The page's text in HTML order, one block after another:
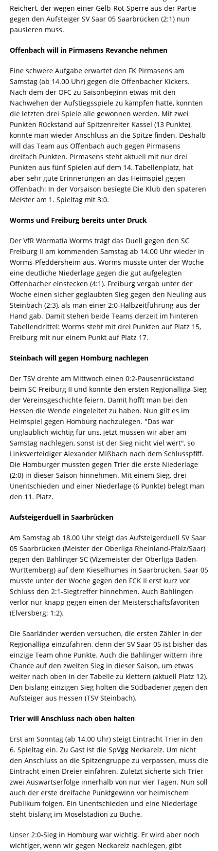
Reichert, der wegen einer Gelb-Rot-Sperre aus der Partie
gegen den Aufsteiger SV Saar 05 Saarbrücken (2:1) nun
pausieren muss.
Offenbach will in Pirmasens Revanche nehmen
Eine schwere Aufgabe erwartet den FK Pirmasens am
Samstag (ab 14.00 Uhr) gegen die Offenbacher Kickers.
Nach dem der OFC zu Saisonbeginn etwas mit den
Nachwehen der Aufstiegsspiele zu kämpfen hatte, konnten
die letzten drei Spiele alle gewonnen werden. Mit zwei
Punkten Rückstand auf Spitzenreiter Kassel (13 Punkte),
konnte man wieder Anschluss an die Spitze finden. Deshalb
will das Team aus Offenbach auch gegen Pirmasens
dreifach Punkten. Pirmasens steht aktuell mit nur drei
Punkten aus fünf Spielen auf dem 14. Tabellenplatz, hat
aber sehr gute Erinnerungen an das Heimspiel gegen
Offenbach: In der Vorsaison besiegte Die Klub den späteren
Meister am 1. Spieltag mit 3:0.
Worms und Freiburg bereits unter Druck
Der VfR Wormatia Worms trägt das Duell gegen den SC
Freiburg II am kommenden Samstag ab 14.00 Uhr wieder in
Worms-Pfeddersheim aus. Worms musste unter der Woche
eine deutliche Niederlage gegen die gut aufgelegten
Offenbacher einstecken (4:1). Freiburg vergab unter der
Woche einen sicher geglaubten Sieg gegen den Neuling aus
Steinbach (2:3), als man einer 2:0-Halbzeitführung aus der
Hand gab. Damit stehen beide Teams derzeit im hinteren
Tabellendrittel: Worms steht mit drei Punkten auf Platz 15,
Freiburg mit nur einem Punkt auf Platz 17.
Steinbach will gegen Homburg nachlegen
Der TSV drehte am Mittwoch einen 0:2-Pausenrückstand
beim SC Freiburg II und konnte den ersten Regionalliga-Sieg
der Vereinsgeschichte feiern. Damit hofft man bei den
Hessen die Wende eingeleitet zu haben. Nun gilt es im
Heimspiel gegen Homburg nachzulegen. "Das war
unglaublich wichtig für uns, jetzt müssen wir aber am
Samstag nachlegen, sonst ist der Sieg nicht viel wert", so
Linksverteidiger Alexander Mißbach nach dem Schlusspfiff.
Die Homburger mussten gegen Trier die erste Niederlage
(2:0) in dieser Saison hinnehmen. Mit einem Sieg, drei
Unentschieden und einer Niederlage (6 Punkte) belegt man
den 11. Platz.
Aufsteigerduell in Saarbrücken
Am Samstag ab 18.00 Uhr steigt das Aufsteigerduell SV Saar
05 Saarbrücken (Meister der Oberliga Rheinland-Pfalz/Saar)
gegen den Bahlinger SC (Vizemeister der Oberliga Baden-
Württemberg) auf dem Kieselhumes in Saarbrücken. Saar 05
musste unter der Woche gegen den FCK II erst kurz vor
Schluss den 2:1-Siegtreffer hinnehmen. Auch Bahlingen
verlor nur knapp gegen einen der Meisterschaftsfavoriten
(Elversberg: 1:2).
Die Saarländer werden versuchen, die ersten Zähler in der
Regionalliga einzufahren, denn der SV Saar 05 ist bisher das
einzige Team ohne Punkte. Auch die Bahlinger wittern ihre
Chance auf den zweiten Sieg in dieser Saison, um etwas
weiter nach oben in der Tabelle zu klettern (aktuell Platz 12).
Den bislang einzigen Sieg holten die Südbadener gegen den
Aufsteiger aus Hessen (TSV Steinbach).
Trier will Anschluss nach oben halten
Erst am Sonntag (ab 14.00 Uhr) steigt Eintracht Trier in den
6. Spieltag ein. Zu Gast ist die SpVgg Neckarelz. Um nicht
den Anschluss an die Spitzengruppe zu verpassen, muss die
Eintracht einen Dreier einfahren. Zuletzt sicherte sich Trier
zwei Auswärtserfolge innerhalb von nur vier Tagen. Nun soll
auch der erste dreifache Punktgewinn vor heimischem
Publikum folgen. Ein Unentschieden und eine Niederlage
steht bislang im Moselstadion zu Buche.
Unser 2:0-Sieg in Homburg war wichtig. Er wird aber noch
wichtiger, wenn wir gegen Neckarelz nachlegen, gibt